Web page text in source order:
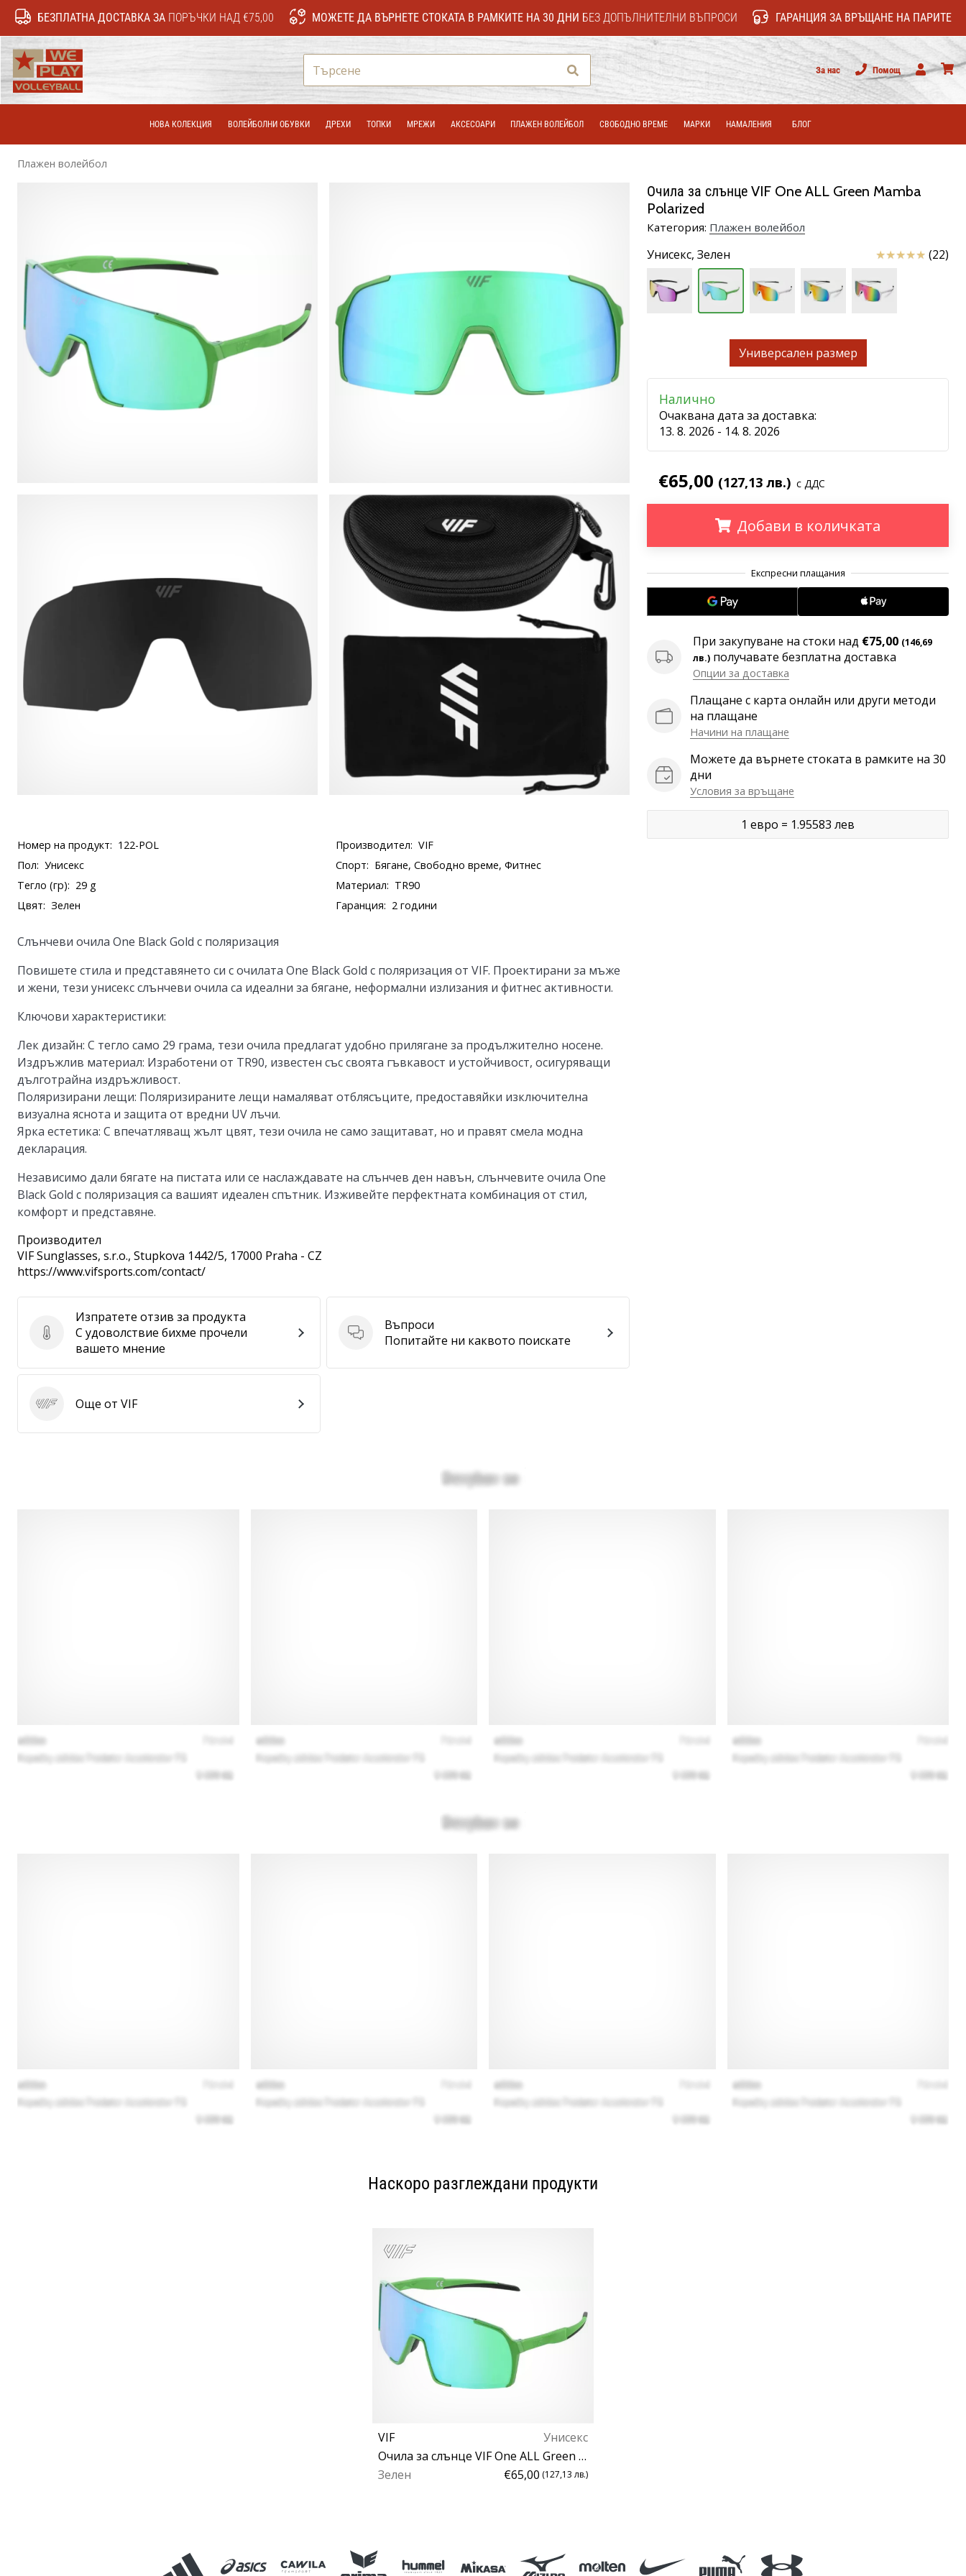
БЕЗПЛАТНА ДОСТАВКА ЗА ПОРЪЧКИ НАД €75,00 МОЖЕТЕ ДА ВЪРНЕТЕ СТОКАТА В РАМКИТЕ НА 30 ДНИ БЕЗ ДОПЪЛНИТЕЛНИ ВЪПРОСИ ГАРАНЦИЯ ЗА ВРЪЩАНЕ НА ПАРИТЕ
Търсене За нас
Помощ
Потребител
НОВА КОЛЕКЦИЯ ВОЛЕЙБОЛНИ ОБУВКИ ДРЕХИ ТОПКИ МРЕЖИ АКСЕСОАРИ ПЛАЖЕН ВОЛЕЙБОЛ СВОБОДНО ВРЕМЕ МАРКИ НАМАЛЕНИЯ БЛОГ
Плажен волейбол
Очила за слънце VIF One ALL Green Mamba
Polarized
Категория: Плажен волейбол
Унисекс, Зелен Отзиви (22)
Универсален размер
Налично
Очаквана дата за доставка:
13. 8. 2026 - 14. 8. 2026
€65,00 (127,13 лв.) с ДДС
Добави в количката
При закупуване на стоки над €75,00 (146,69
лв.) получавате безплатна доставка
Опции за доставка
Плащане с карта онлайн или други методи
на плащане
Начини на плащане
Можете да върнете стоката в рамките на 30
дни
Условия за връщане
1 евро = 1.95583 лев
Номер на продукт: 122-POL Производител: VIF
Пол: Унисекс Спорт: Бягане, Свободно време, Фитнес
Тегло (гр): 29 g Материал: TR90
Цвят: Зелен Гаранция: 2 години
Слънчеви очила One Black Gold с поляризация
Повишете стила и представянето си с очилата One Black Gold с поляризация от VIF. Проектирани за мъже
и жени, тези унисекс слънчеви очила са идеални за бягане, неформални излизания и фитнес активности.
Ключови характеристики:
Лек дизайн: С тегло само 29 грама, тези очила предлагат удобно прилягане за продължително носене.
Издръжлив материал: Изработени от TR90, известен със своята гъвкавост и устойчивост, осигуряващи
дълготрайна издръжливост.
Поляризирани лещи: Поляризираните лещи намаляват отблясъците, предоставяйки изключителна
визуална яснота и защита от вредни UV лъчи.
Ярка естетика: С впечатляващ жълт цвят, тези очила не само защитават, но и правят смела модна
декларация.
Независимо дали бягате на пистата или се наслаждавате на слънчев ден навън, слънчевите очила One
Black Gold с поляризация са вашият идеален спътник. Изживейте перфектната комбинация от стил,
комфорт и представяне.
Производител
VIF Sunglasses, s.r.o., Stupkova 1442/5, 17000 Praha - CZ
https://www.vifsports.com/contact/
Изпратете отзив за продукта
Изпратете отзив за продукта
С удоволствие бихме прочели
вашето мнение
Въпроси
Въпроси
Попитайте ни каквото поискате
VIF Още от VIF
Наскоро разглеждани продукти
VIF
Унисекс
Очила за слънце VIF One ALL Green Mamba Polarized
Зелен
€65,00 (127,13 лв.)